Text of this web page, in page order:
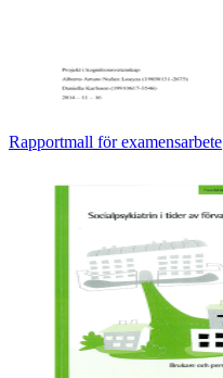
Rapportmall för examensarbete